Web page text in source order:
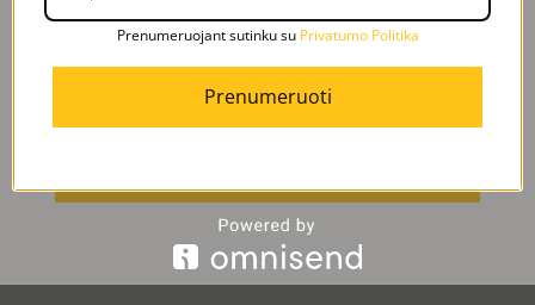
Prenumeruojant sutinku suPrivatumo Politika
Prenumeruojant sutinku su Privatumo Politika
Prenumeruoti